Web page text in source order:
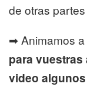
de otras
➡ Animamos a
para
video